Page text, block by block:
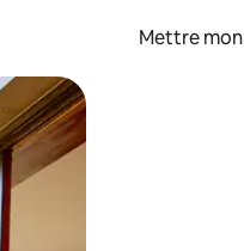
Mettre